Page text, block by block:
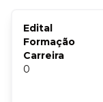
Edital
Formação
Carreira
0